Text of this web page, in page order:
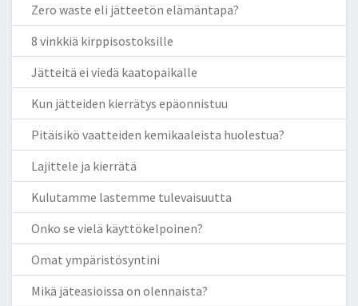
Zero waste eli jätteetön elämäntapa?
8 vinkkiä kirppisostoksille
Jätteitä ei viedä kaatopaikalle
Kun jätteiden kierrätys epäonnistuu
Pitäisikö vaatteiden kemikaaleista huolestua?
Lajittele ja kierrätä
Kulutamme lastemme tulevaisuutta
Onko se vielä käyttökelpoinen?
Omat ympäristösyntini
Mikä jäteasioissa on olennaista?